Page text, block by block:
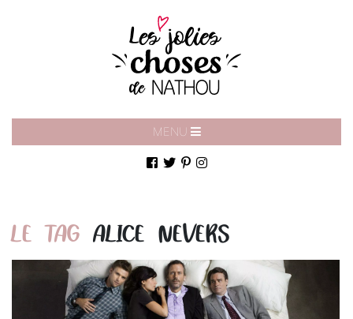
MENU
LE TAGALICE NEVERS